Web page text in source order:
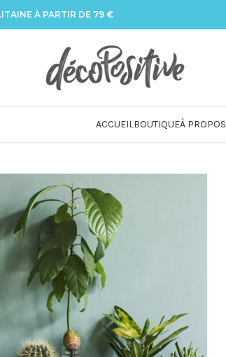
À PARTIR DE 79 €
ACCUEILBOUTIQUEÀ PROPOS